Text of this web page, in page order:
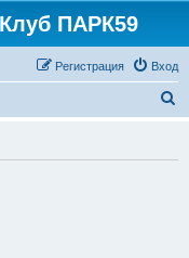
ПАРК59
Вход
Регистрация